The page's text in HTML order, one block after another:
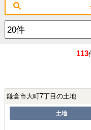
113
鎌倉市大町7丁目の土地
土地